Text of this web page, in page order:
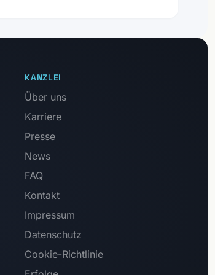
KANZLEI
Über uns
Karriere
Presse
News
FAQ
Kontakt
Impressum
Datenschutz
Cookie-Richtlinie